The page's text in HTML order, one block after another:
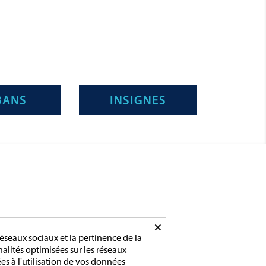
INSIGNES
14790 Verson
Tél :02 31 83 76 03
×
sociaux et la pertinence de la
optimisées sur les réseaux
à l'utilisation de vos données